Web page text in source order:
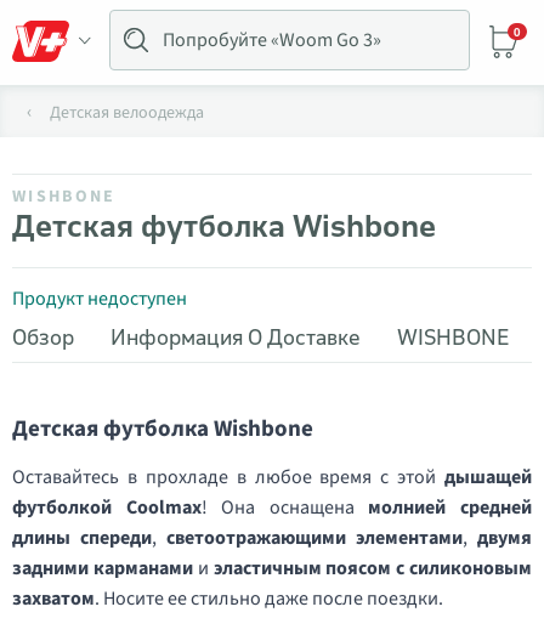
0
Детская велоодежда
WISHBONE
Детская футболка Wishbone
Продукт недоступен
Обзор
Информация О Доставке WISHBONE
Детская футболка Wishbone
Оставайтесь в прохладе в любое время с этой дышащей
футболкой Coolmax! Она оснащена молнией средней
длины спереди, светоотражающими элементами, двумя
задними карманамии эластичным поясом с силиконовым
захватом. Носите ее стильно даже после поездки.